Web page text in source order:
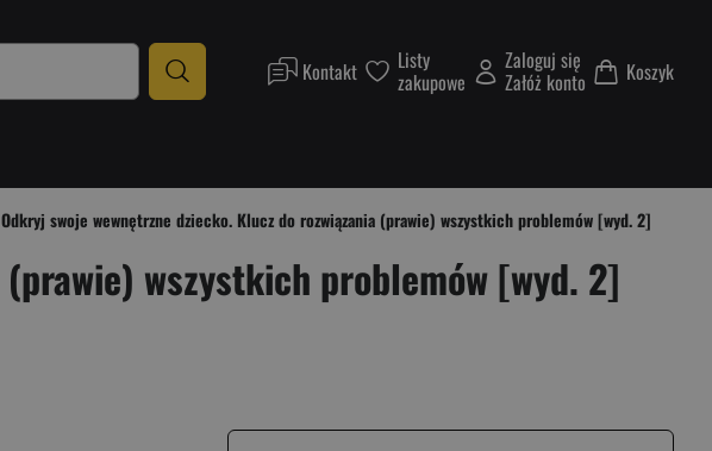
Kontakt Listy
zakupowe
Zaloguj się
Załóż konto Koszyk
Odkryj swoje wewnętrzne dziecko. Klucz do rozwiązania (prawie) wszystkich problemów [wyd. 2]
wszystkich problemów [wyd. 2]